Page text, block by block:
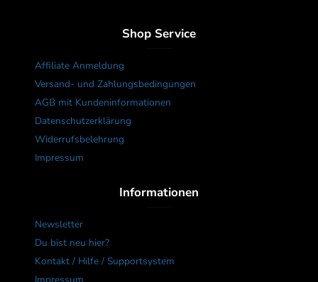
Shop Service
Affiliate Anmeldung
Versand- und Zahlungsbedingungen
AGB mit Kundeninformationen
Datenschutzerklärung
Widerrufsbelehrung
Impressum
Informationen
Newsletter
Du bist neu hier?
Kontakt / Hilfe / Supportsystem
Impressum